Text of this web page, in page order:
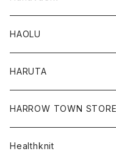
カーディガン
コート
トップス
シャツ
スウェット
レディース
カーディガン
コート
ボトム
パンツ
トップス
Tシャツ
ロンTEE
HAOLU
HARUTA
HARROW TOWN
Healthknit